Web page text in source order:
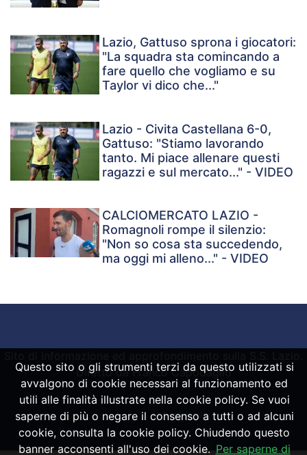
Lazio, Gattuso sprona i giocatori:
"La squadra sta comincando a
fare quello che vogliamo e su
Taylor vi dico che..."
Lazio - Civita Castellana 6-0,
Gattuso: "Stiamo lavorando
tanto. Mi piace allenare questi
ragazzi e sul mercato..." - VIDEO
CALCIOMERCATO LAZIO -
Romagnoli rompe il silenzio:
"Non so cosa sta succedendo,
ma oggi mi alleno..." - VIDEO
Diretto da Franco Capodaglio
Powered bySpheraHouse
Questo sito o gli strumenti terzi da questo utilizzati si
avvalgono di cookie necessari al funzionamento ed
utili alle finalità illustrate nella cookie policy. Se vuoi
saperne di più o negare il consenso a tutti o ad alcuni
cookie, consulta la cookie policy. Chiudendo questo
banner acconsenti all'uso dei cookie. Per saperne di